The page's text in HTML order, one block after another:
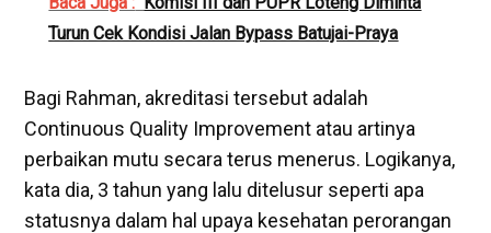
Turun Cek Kondisi Jalan Bypass Batujai-Praya
Bagi Rahman, akreditasi tersebut adalah
Continuous Quality Improvement atau artinya
perbaikan mutu secara terus menerus. Logikanya,
kata dia, 3 tahun yang lalu ditelusur seperti apa
statusnya dalam hal upaya kesehatan perorangan